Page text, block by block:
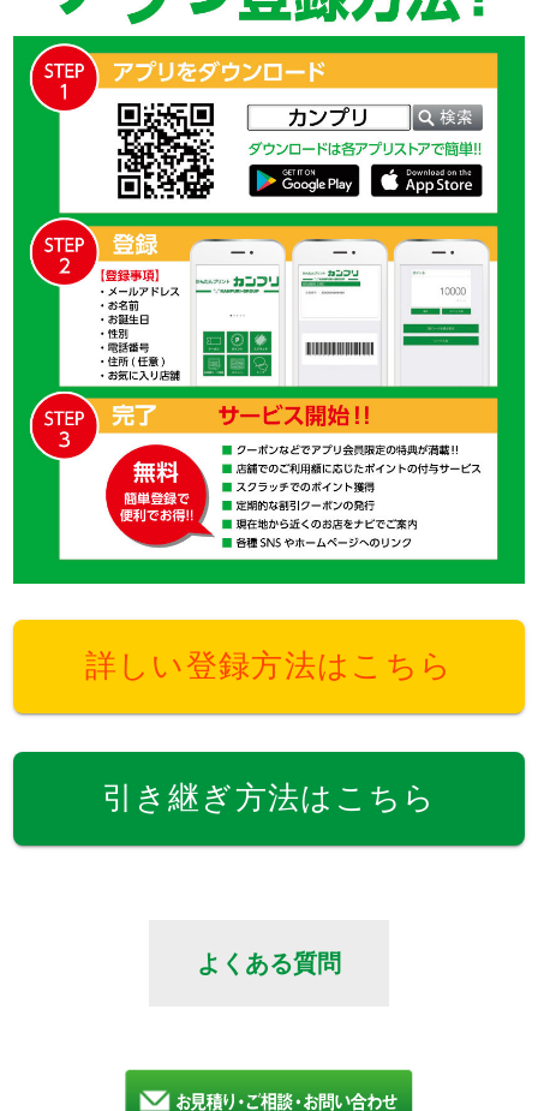
詳しい登録方法はこちら
引き継ぎ方法はこちら
よくある質問